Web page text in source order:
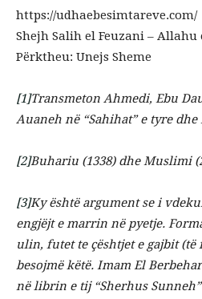
https://udhaebesimtareve.com/
Shejh Salih el Feuzani – Allahu
Përktheu: Unejs Sheme
[1]Transmeton Ahmedi, Ebu
Auaneh në “Sahihat” e tyre
[2]Buhariu (1338) dhe Muslimi
[3]Ky është argument se i
engjëjt e marrin në pyetje.
ulin, futet te çështjet e gajbit (të
besojmë këtë. Imam El
në librin e tij “Sherhus